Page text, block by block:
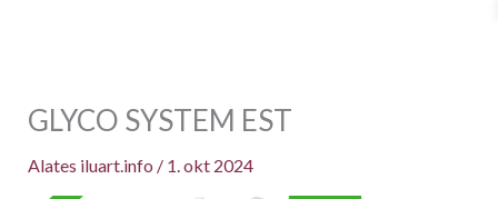
GLYCO SYSTEM EST
Alates iluart.info / 1. okt 2024